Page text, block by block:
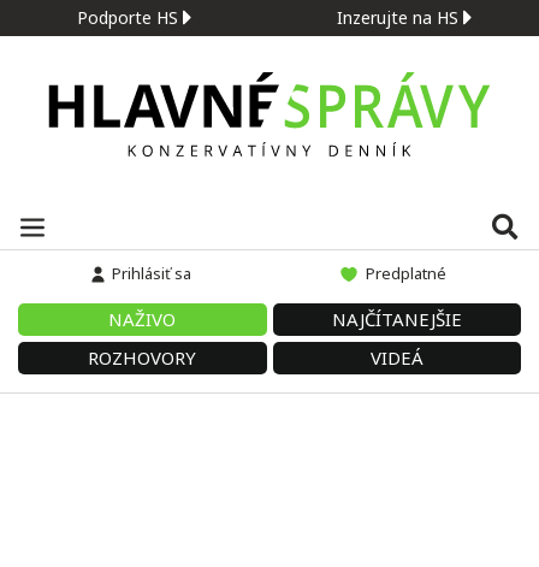
Podporte HS Inzerujte na HS
Prihlásiť sa Predplatné
NAŽIVO
NAJČÍTANEJŠIE
ROZHOVORY
VIDEÁ